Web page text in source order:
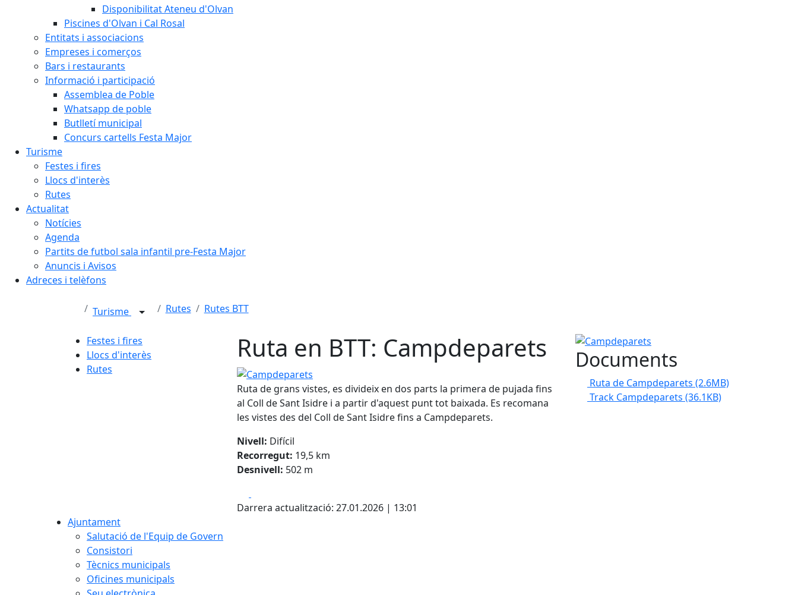
Disponibilitat Ateneu d'Olvan
Piscines d'Olvan i Cal Rosal
Entitats i associacions
Empreses i comerços
Bars i restaurants
Informació i participació
Assemblea de Poble
Whatsapp de poble
Butlletí municipal
Concurs cartells Festa Major
Turisme
Festes i fires
Llocs d'interès
Rutes
Actualitat
Notícies
Agenda
Partits de futbol sala infantil pre-Festa Major
Anuncis i Avisos
Adreces i telèfons
Turisme Rutes Rutes BTT
Festes i fires
Llocs d'interès
Rutes
Ruta en BTT: Campdeparets
Campdeparets
Ruta de grans vistes, es divideix en dos parts la primera de pujada fins
al Coll de Sant Isidre i a partir d'aquest punt tot baixada. Es recomana
les vistes des del Coll de Sant Isidre fins a Campdeparets.
Nivell: Difícil
Recorregut: 19,5 km
Desnivell: 502 m
Darrera actualització: 27.01.2026 | 13:01
Campdeparets
Documents
Ruta de Campdeparets (2.6MB)
Track Campdeparets (36.1KB)
Ajuntament
Salutació de l'Equip de Govern
Consistori
Tècnics municipals
Oficines municipals